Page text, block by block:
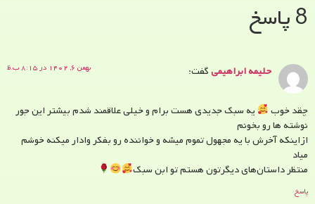
8 پاسخ
حلیمه ابراهیمیگفت: بهمن ۶, ۱۴۰۲ در ۸:۱۵ ب.ظ
چقد خوب
یه سبک جدیدی هست برام و خیلی علاقمند شدم بیشتر این جور
نوشته ها رو بخونم
ازاینکه آخرش با یه مجهول تموم میشه و خواننده رو بفکر وادار میکنه خوشم
میاد
منتظر داستان‌های دیگرتون هستم تو ابن سبک
پاسخ